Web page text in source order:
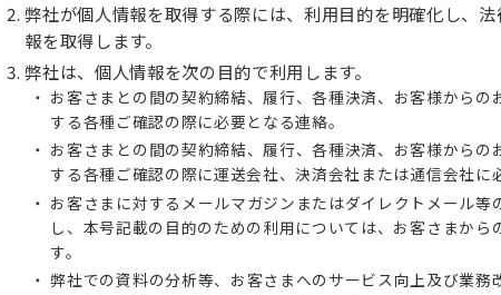
弊社が個人情報を取得する際には、利用目的を明確化し、
報を取得します。
弊社は、個人情報を次の目的で利用します。
お客さまとの間の契約締結、履行、各種決済、お客様から
する各種ご確認の際に必要となる連絡。
お客さまとの間の契約締結、履行、各種決済、お客様から
する各種ご確認の際に運送会社、決済会社または通信会社に
お客さまに対するメールマガジンまたはダイレクトメール
し、本号記載の目的のための利用については、お客さまから
す。
弊社での資料の分析等、お客さまへのサービス向上及び業務